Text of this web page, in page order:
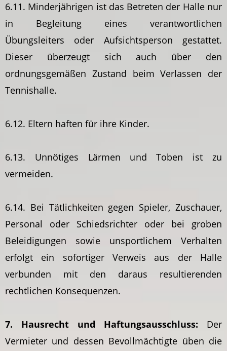
6.11. Minderjährigen ist das Betreten der Halle nur
in Begleitung eines verantwortlichen
Übungsleiters oder Aufsichtsperson gestattet.
Dieser überzeugt sich auch über den
ordnungsgemäßen Zustand beim Verlassen der
Tennishalle.
6.12. Eltern haften für ihre Kinder.
6.13. Unnötiges Lärmen und Toben ist zu
vermeiden.
6.14. Bei Tätlichkeiten gegen Spieler, Zuschauer,
Personal oder Schiedsrichter oder bei groben
Beleidigungen sowie unsportlichem Verhalten
erfolgt ein sofortiger Verweis aus der Halle
verbunden mit den daraus resultierenden
rechtlichen Konsequenzen.
7. Hausrecht und Haftungsausschluss: Der
Vermieter und dessen Bevollmächtigte üben die